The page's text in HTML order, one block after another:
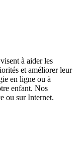
à aider les
et améliorer leur
en ligne ou à
enfant. Nos
ou sur Internet.